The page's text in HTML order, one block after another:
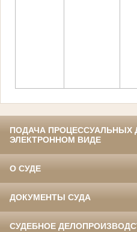
ПОДАЧА ПРОЦЕССУАЛЬНЫХ
ЭЛЕКТРОННОМ ВИДЕ
О СУДЕ
ДОКУМЕНТЫ СУДА
СУДЕБНОЕ